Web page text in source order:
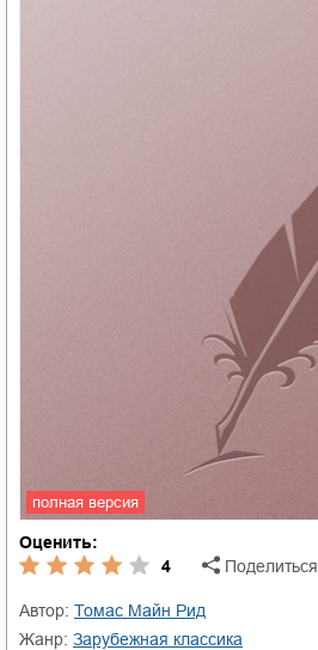
полная версия
Оценить:
4
Поделиться
Автор:
Томас Майн Рид
Жанр:
зарубежная классика